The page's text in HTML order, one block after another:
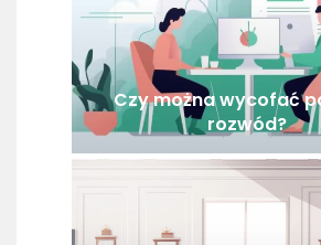
Czy można wycofać
rozwód?